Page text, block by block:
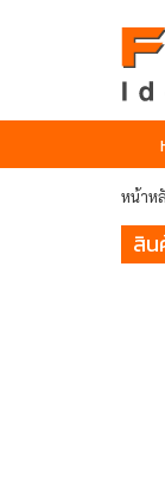
หน้าห
สิน